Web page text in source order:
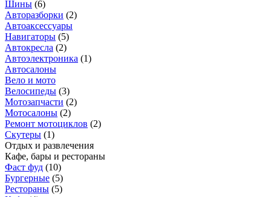
Шины (6)
Авторазборки (2)
Автоаксессуары
Навигаторы (5)
Автокресла (2)
Автоэлектроника (1)
Автосалоны
Вело и мото
Велосипеды (3)
Мотозапчасти (2)
Мотосалоны (2)
Ремонт мотоциклов (2)
Скутеры (1)
Отдых и развлечения
Кафе, бары и рестораны
Фаст фуд (10)
Бургерные (5)
Рестораны (5)